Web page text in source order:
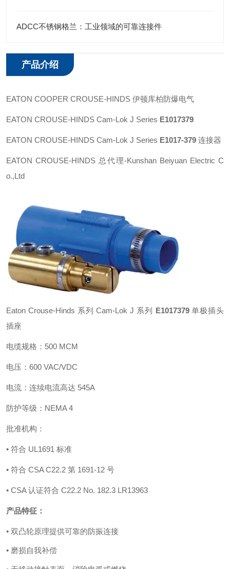
ADCC不锈钢格兰：工业领域的可靠连接件
产品介绍
EATON COOPER CROUSE-HINDS 伊顿库柏防爆电气
EATON CROUSE-HINDS Cam-Lok J Series E1017379
EATON CROUSE-HINDS Cam-Lok J Series E1017-379 连接器
EATON CROUSE-HINDS 总代理-Kunshan Beiyuan Electric C
o.,Ltd
Eaton Crouse-Hinds 系列 Cam-Lok J 系列 E1017379单极插头
插座
电缆规格：500 MCM
电压：600 VAC/VDC
电流：连续电流高达 545A
防护等级：NEMA 4
批准机构：
• 符合 UL1691 标准
• 符合 CSA C22.2 第 1691-12 号
• CSA 认证符合 C22.2 No. 182.3 LR13963
产品特征：
• 双凸轮原理提供可靠的防振连接
• 磨损自我补偿